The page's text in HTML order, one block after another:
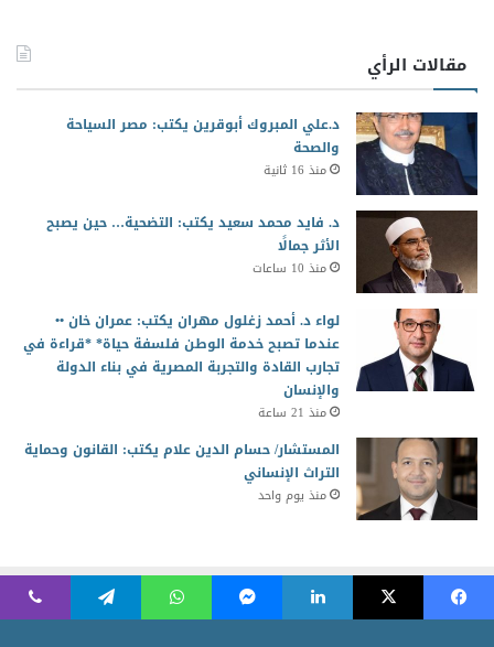
مقالات الرأي
د.علي المبروك أبوقرين يكتب: مصر السياحة
والصحة
منذ 16 ثانية
د. فايد محمد سعيد يكتب: التضحية… حين يصبح
الأثر جمالًا
منذ 10 ساعات
لواء د. أحمد زغلول مهران يكتب: عمران خان ••
عندما تصبح خدمة الوطن فلسفة حياة* *قراءة في
تجارب القادة والتجربة المصرية في بناء الدولة
والإنسان
منذ 21 ساعة
المستشار/ حسام الدين علام يكتب: القانون وحماية
التراث الإنساني
منذ يوم واحد
2026 جميع الحقوق محفوظة للمجلس العربي للمسئولية المجتمعية